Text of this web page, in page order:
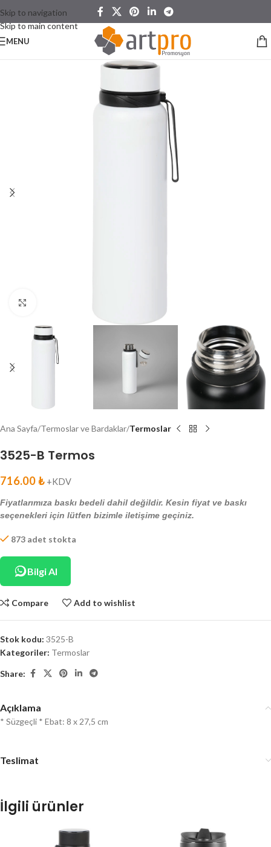
Skip to navigation
Skip to main content
MENU
Ana Sayfa Termoslar ve Bardaklar Termoslar
3525-B Termos
716.00₺ +KDV
Fiyatlarımıza baskı bedeli dahil değildir. Kesin fiyat ve baskı
seçenekleri için lütfen bizimle iletişime geçiniz.
873 adet stokta
Bilgi Al
Compare Add to wishlist
Stok kodu: 3525-B
Kategoriler: Termoslar
Share:
Açıklama
* Süzgeçli * Ebat: 8 x 27,5 cm
Teslimat
İlgili ürünler